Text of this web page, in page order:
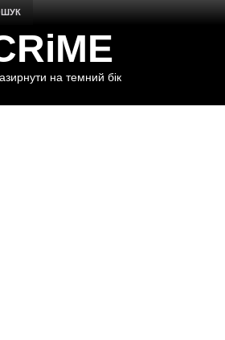
на темний бік